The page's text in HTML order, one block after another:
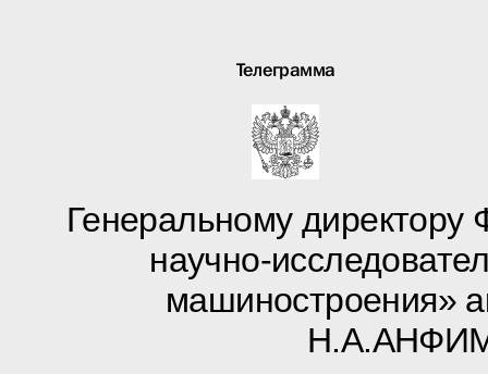
Телеграмма
Генеральному
научно-
машиностроения»